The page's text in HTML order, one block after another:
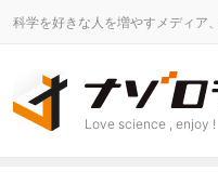
科学を好きな人を増やすメディア
Love science , enjoy !